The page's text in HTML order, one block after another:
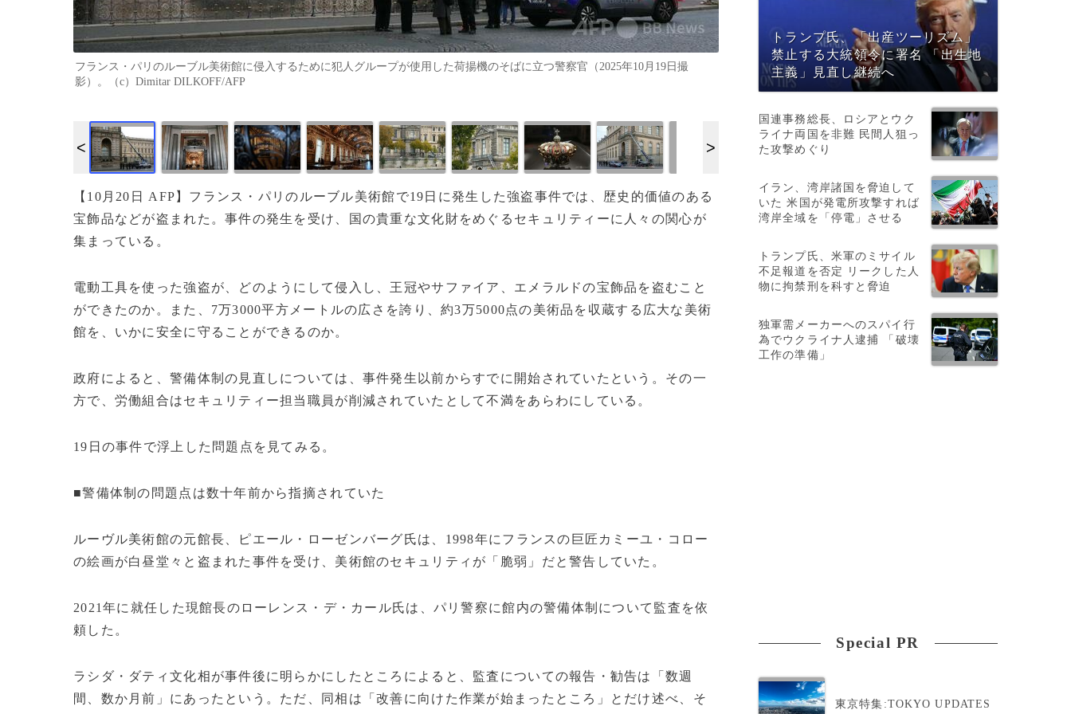
フランス・パリのルーブル美術館に侵入するために犯人グループが使用した荷揚機のそばに立つ警察官（2025年10月19日撮
影）。（c）Dimitar DILKOFF/AFP
【10月20日 AFP】フランス・パリのルーブル美術館で19日に発生した強盗事件では、歴史的価値のある
宝飾品などが盗まれた。事件の発生を受け、国の貴重な文化財をめぐるセキュリティーに人々の関心が
集まっている。
電動工具を使った強盗が、どのようにして侵入し、王冠やサファイア、エメラルドの宝飾品を盗むこと
ができたのか。また、7万3000平方メートルの広さを誇り、約3万5000点の美術品を収蔵する広大な美術
館を、いかに安全に守ることができるのか。
政府によると、警備体制の見直しについては、事件発生以前からすでに開始されていたという。その一
方で、労働組合はセキュリティー担当職員が削減されていたとして不満をあらわにしている。
19日の事件で浮上した問題点を見てみる。
■警備体制の問題点は数十年前から指摘されていた
ルーヴル美術館の元館長、ピエール・ローゼンバーグ氏は、1998年にフランスの巨匠カミーユ・コロー
の絵画が白昼堂々と盗まれた事件を受け、美術館のセキュリティが「脆弱」だと警告していた。
2021年に就任した現館長のローレンス・デ・カール氏は、パリ警察に館内の警備体制について監査を依
頼した。
ラシダ・ダティ文化相が事件後に明らかにしたところによると、監査についての報告・勧告は「数週
間、数か月前」にあったという。ただ、同相は「改善に向けた作業が始まったところ」とだけ述べ、そ
トランプ氏、「出産ツーリズム」
禁止する大統領令に署名 「出生地
主義」見直し継続へ
国連事務総長、ロシアとウク
ライナ両国を非難 民間人狙っ
た攻撃めぐり
イラン、湾岸諸国を脅迫して
いた 米国が発電所攻撃すれば
湾岸全域を「停電」させる
トランプ氏、米軍のミサイル
不足報道を否定 リークした人
物に拘禁刑を科すと脅迫
独軍需メーカーへのスパイ行
為でウクライナ人逮捕 「破壊
工作の準備」
Special PR
東京特集:TOKYO UPDATES